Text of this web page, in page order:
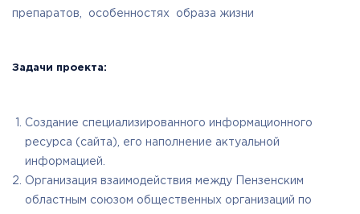
препаратов, особенностях образа жизни
Задачи проекта:
Создание специализированного информационного
ресурса (сайта), его наполнение актуальной
информацией.
Организация взаимодействия между Пензенским
областным союзом общественных организаций по